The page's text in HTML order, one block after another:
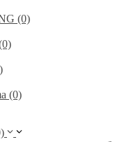
(0)
(0)